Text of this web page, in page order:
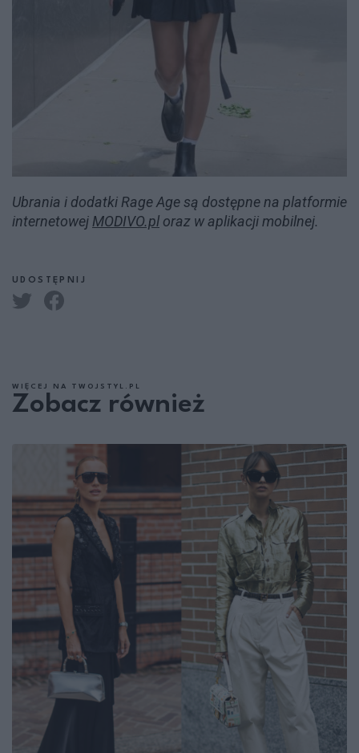
Ubrania i dodatki Rage Age są dostępne na platformie
internetowej MODIVO.pl oraz w aplikacji mobilnej.
UDOSTĘPNIJ
WIĘCEJ NA TWOJSTYL.PL
Zobacz również